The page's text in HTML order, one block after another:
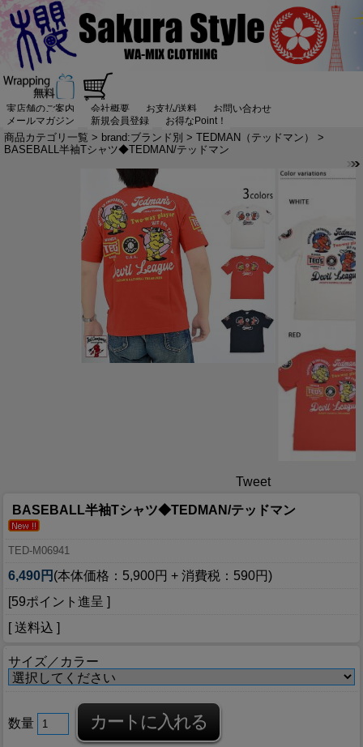
実店舗のご案内 会社概要 お支払/送料
お問い合わせ
メールマガジン
新規会員登録 お得なPoint！
商品カテゴリ一覧 > brand:ブランド別 > TEDMAN（テッドマン）
>
BASEBALL半袖Tシャツ◆TEDMAN/テッドマン
Tweet
BASEBALL半袖Tシャツ◆TEDMAN/テッドマン
TED-M06941
6,490円 (本体価格：5,900円 + 消費税：590円)
[59ポイント進呈 ]
[ 送料込 ]
サイズ／カラー
数量